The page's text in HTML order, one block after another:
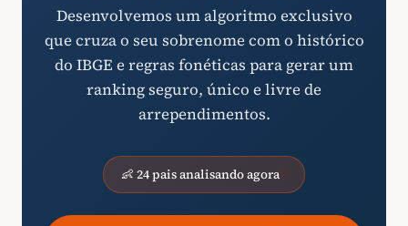
Desenvolvemos um algoritmo exclusivo
que cruza o seu sobrenome com o histórico
do IBGE e regras fonéticas para gerar um
ranking seguro, único e livre de
arrependimentos.
👶 24 pais analisando agora